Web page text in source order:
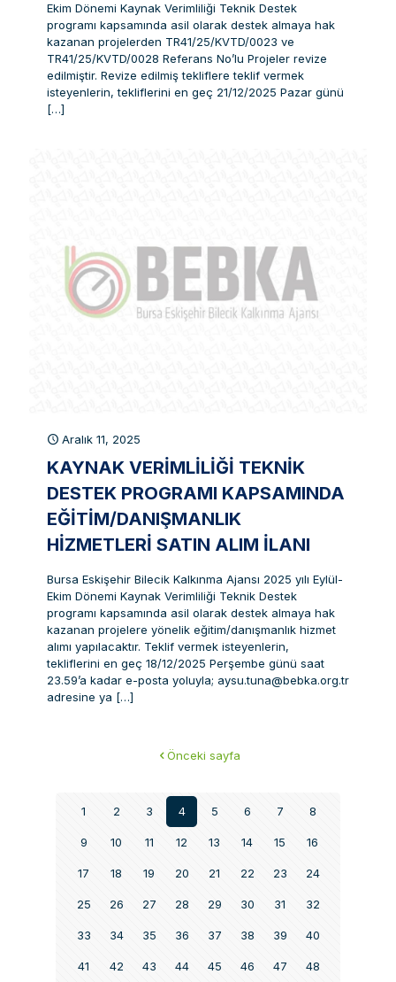
Ekim Dönemi Kaynak Verimliliği Teknik Destek
programı kapsamında asil olarak destek almaya hak
kazanan projelerden TR41/25/KVTD/0023 ve
TR41/25/KVTD/0028 Referans No’lu Projeler revize
edilmiştir. Revize edilmiş tekliflere teklif vermek
isteyenlerin, tekliflerini en geç 21/12/2025 Pazar günü
[…]
Aralık 11, 2025
KAYNAK VERIMLILIĞI TEKNIK
DESTEK PROGRAMI KAPSAMINDA
EĞITIM/DANIŞMANLIK
HIZMETLERI SATIN ALIM İLANI
Bursa Eskişehir Bilecik Kalkınma Ajansı 2025 yılı Eylül-
Ekim Dönemi Kaynak Verimliliği Teknik Destek
programı kapsamında asil olarak destek almaya hak
kazanan projelere yönelik eğitim/danışmanlık hizmet
alımı yapılacaktır. Teklif vermek isteyenlerin,
tekliflerini en geç 18/12/2025 Perşembe günü saat
23.59’a kadar e-posta yoluyla; aysu.tuna@bebka.org.tr
adresine ya […]
Önceki sayfa
1 2 3 4 5 6 7 8
9 10 11 12 13 14 15 16
17 18 19 20 21 22 23 24
25 26 27 28 29 30 31 32
33 34 35 36 37 38 39 40
41 42 43 44 45 46 47 48